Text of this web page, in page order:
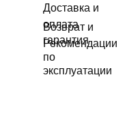
Рекомендации
по
эксплуатации
Доставка и
оплата
Возврат и
гарантия